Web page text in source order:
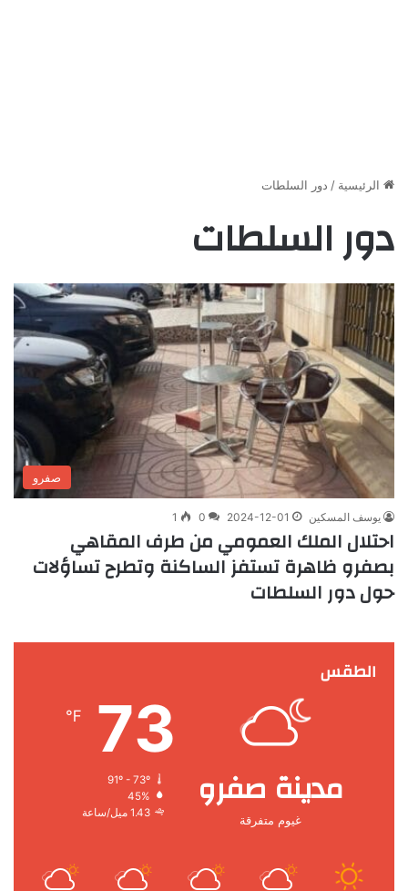
الرئيسية / دور السلطات
دور السلطات
صفرو
يوسف المسكين 2024-12-01
0
1
احتلال الملك العمومي من طرف المقاهي
بصفرو ظاهرة تستفز الساكنة وتطرح تساؤلات
حول دور السلطات
الطقس
مدينة صفرو
غيوم متفرقة
73
℉
91º - 73º
45%
1.43 ميل/ساعة